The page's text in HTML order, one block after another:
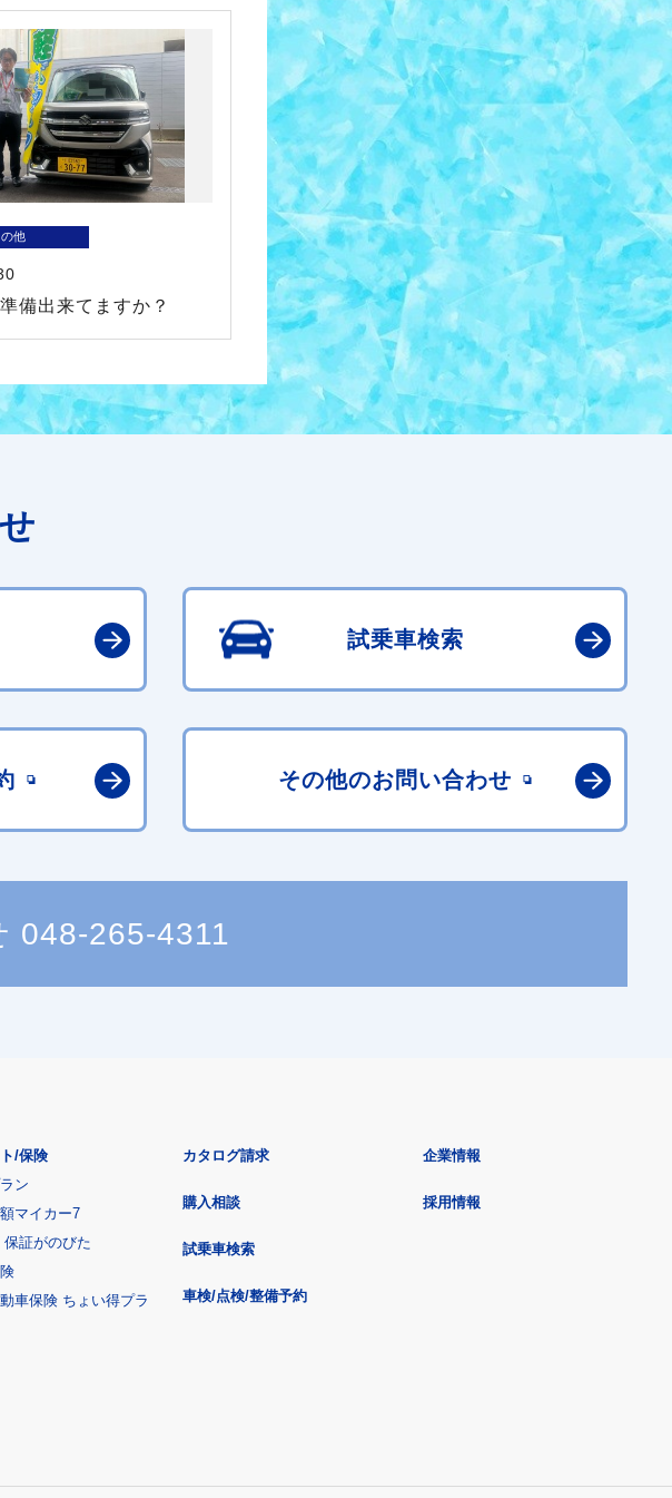
他
備出来てますか？
試乗車検索
その他のお問い合わせ
048-265-4311
/保険
ン
マイカー7
証がのびた
車保険 ちょい得プラ
カタログ請求
購入相談
試乗車検索
車検/点検/整備予約
企業情報
採用情報